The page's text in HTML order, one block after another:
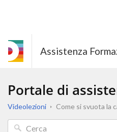
Assistenza
Portale di
Videolezioni Come si svuota la